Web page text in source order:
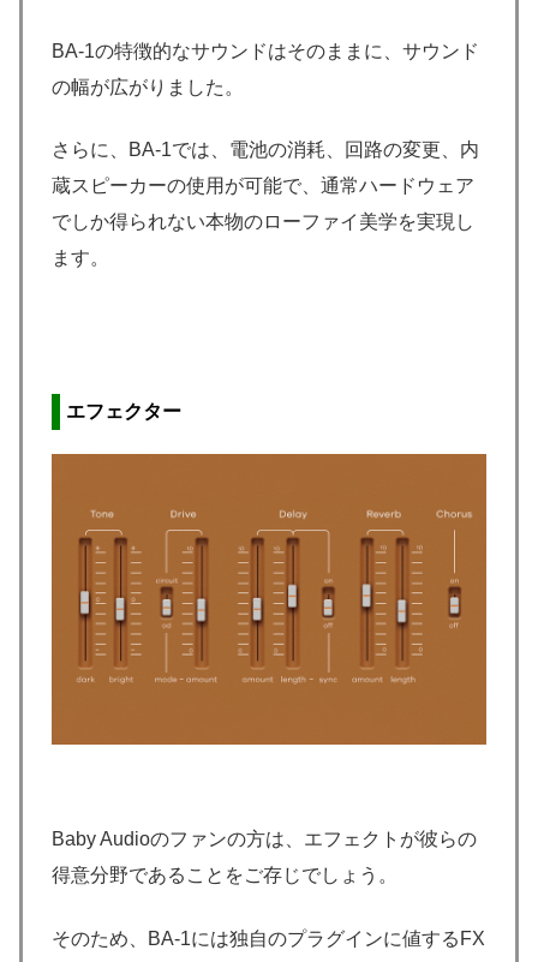
BA-1の特徴的なサウンドはそのままに、サウンド
の幅が広がりました。
さらに、BA-1では、電池の消耗、回路の変更、内
蔵スピーカーの使用が可能で、通常ハードウェア
でしか得られない本物のローファイ美学を実現し
ます。
エフェクター
Baby Audioのファンの方は、エフェクトが彼らの
得意分野であることをご存じでしょう。
そのため、BA-1には独自のプラグインに値するFX